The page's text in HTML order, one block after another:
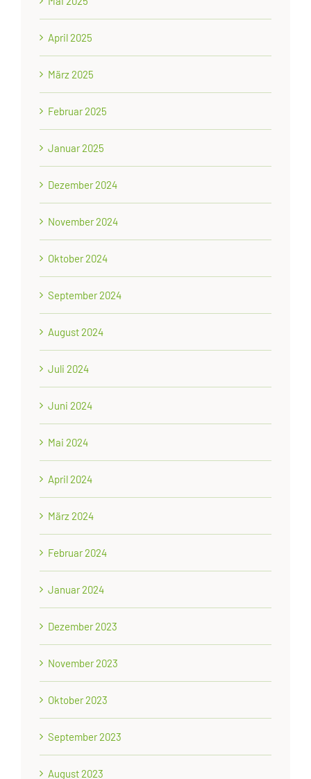
April 2025
März 2025
Februar 2025
Januar 2025
Dezember 2024
November 2024
Oktober 2024
September 2024
August 2024
Juli 2024
Juni 2024
Mai 2024
April 2024
März 2024
Februar 2024
Januar 2024
Dezember 2023
November 2023
Oktober 2023
September 2023
August 2023